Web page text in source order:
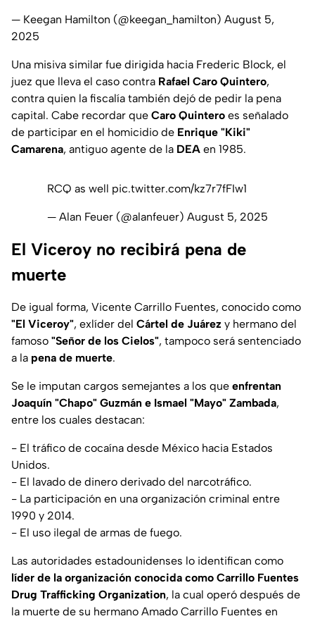
— Keegan Hamilton (@keegan_hamilton) August 5,
2025
Una misiva similar fue dirigida hacia Frederic Block, el
juez que lleva el caso contra Rafael Caro Quintero,
contra quien la fiscalía también dejó de pedir la pena
capital. Cabe recordar que Caro Quintero es señalado
de participar en el homicidio de Enrique "Kiki"
Camarena, antiguo agente de la DEA en 1985.
RCQ as well pic.twitter.com/kz7r7fFIw1
— Alan Feuer (@alanfeuer) August 5, 2025
El Viceroy no recibirá pena de
muerte
De igual forma, Vicente Carrillo Fuentes, conocido como
"El Viceroy", exlíder del Cártel de Juárez y hermano del
famoso "Señor de los Cielos", tampoco será sentenciado
a la pena de muerte.
Se le imputan cargos semejantes a los que enfrentan
Joaquín "Chapo" Guzmán e Ismael "Mayo" Zambada,
entre los cuales destacan:
- El tráfico de cocaína desde México hacia Estados
Unidos.
- El lavado de dinero derivado del narcotráfico.
- La participación en una organización criminal entre
1990 y 2014.
- El uso ilegal de armas de fuego.
Las autoridades estadounidenses lo identifican como
líder de la organización conocida como Carrillo Fuentes
Drug Trafficking Organization, la cual operó después de
la muerte de su hermano Amado Carrillo Fuentes en